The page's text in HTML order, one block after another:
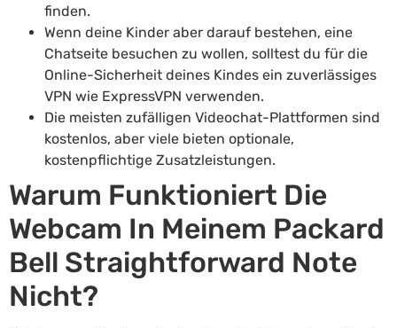
finden.
Wenn deine Kinder aber darauf bestehen, eine
Chatseite besuchen zu wollen, solltest du für die
Online-Sicherheit deines Kindes ein zuverlässiges
VPN wie ExpressVPN verwenden.
Die meisten zufälligen Videochat-Plattformen sind
kostenlos, aber viele bieten optionale,
kostenpflichtige Zusatzleistungen.
Warum Funktioniert Die
Webcam In Meinem Packard
Bell Straightforward Note
Nicht?